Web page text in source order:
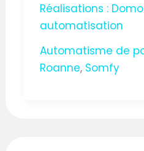
Réalisations :
automatisation
Automatisme de
Roanne, Somfy